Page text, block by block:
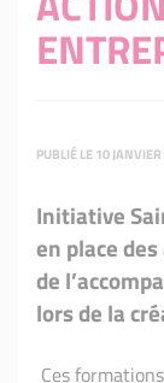
PUBLIÉ LE 10
Initiative
en place
de
lors de la
Ces